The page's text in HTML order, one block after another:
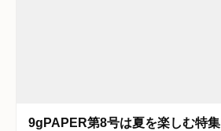
9gPAPER第8号は夏を楽しむ特集